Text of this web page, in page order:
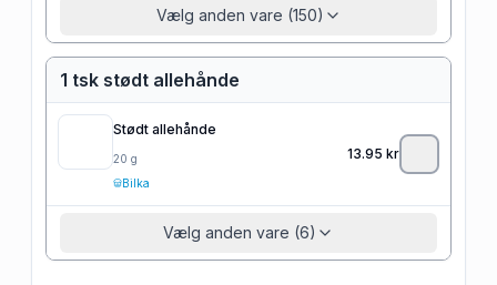
Vælg anden vare (150)
1 tsk stødt allehånde
Stødt allehånde
20 g
Bilka
13.95 kr
Vælg anden vare (6)